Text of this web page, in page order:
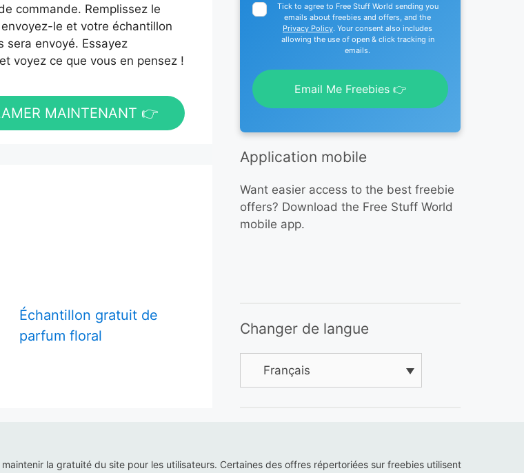
commande. Remplissez le
le et votre échantillon
sera envoyé. Essayez
et voyez ce que vous en pensez !
MAINTENANT 👉
Échantillon gratuit de
parfum floral
Tick to agree to Free Stuff World sending you
emails about freebies and offers, and the
Privacy Policy. Your consent also includes
allowing the use of open & click tracking in
emails.
Email Me Freebies 👉
Application mobile
Want easier access to the best freebie
offers? Download the Free Stuff World
mobile app.
Changer de langue
Français
la gratuité du site pour les utilisateurs. Certaines des offres répertoriées sur freebies utilisent